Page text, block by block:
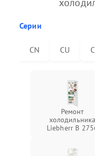
Серии
CN CU
Ремонт
холодильника
Liebherr B